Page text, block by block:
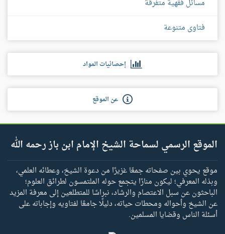
مسائل فقهية متفرقة
فتاوى متنوعة
إحصائيات المواد
عن الموقع
الموقع الرسمي لسماحة الشيخ الإمام ابن باز رحمه الله
موقع يحوي بين صفحاته جمعًا غزيرًا من دعوة الشيخ، وعطائه العلمي،
وبذله المعرفي؛ ليكون منارًا يتجمع حوله الملتمسون لطرائق العلوم؛
الباحثون عن سبل الاعتصام والرشاد، نبراسًا للمتطلعين إلى معرفة المزيد
عن الشيخ وأحواله ومحطات حياته، دليلًا جامعًا لفتاويه وإجاباته على
أسئلة الناس وقضايا المسلمين.